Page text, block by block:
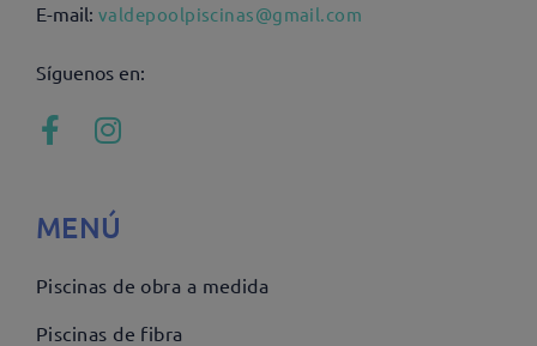
E-mail: valdepoolpiscinas@gmail.com
Síguenos en:
MENÚ
Piscinas de obra a medida
Piscinas de fibra